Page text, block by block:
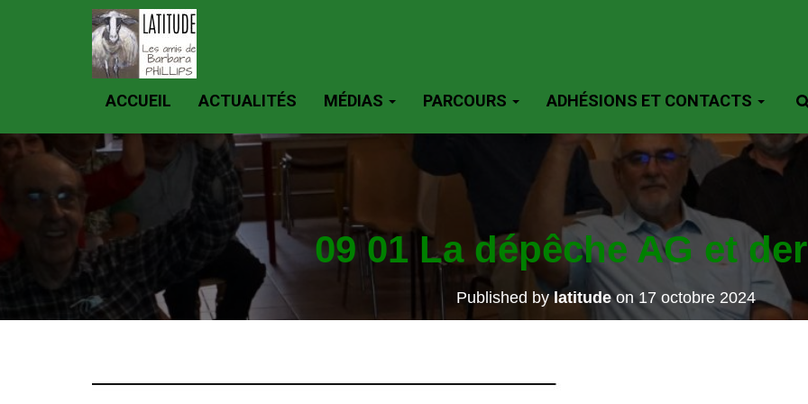
ACCUEIL ACTUALITÉS MÉDIAS PARCOURS ADHÉSIONS ET CONTACTS
09 01 La dépêche AG et
Published bylatitudeon17 octobre 2024